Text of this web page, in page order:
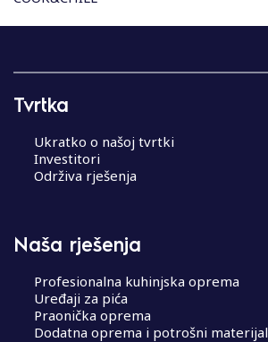
e
c
i
g
Tvrtka
Ukratko o našoj tvrtki
Investitori
Održiva rješenja
Naša rješenja
Profesionalna kuhinjska oprema
Uređaji za pića
Praonička oprema
Dodatna oprema i potrošni materijal